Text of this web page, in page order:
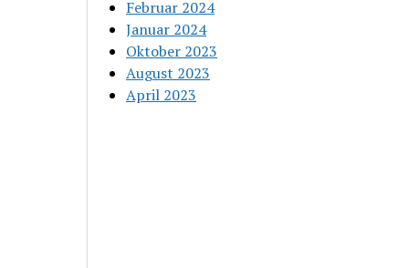
Februar 2024
Januar 2024
Oktober 2023
August 2023
April 2023